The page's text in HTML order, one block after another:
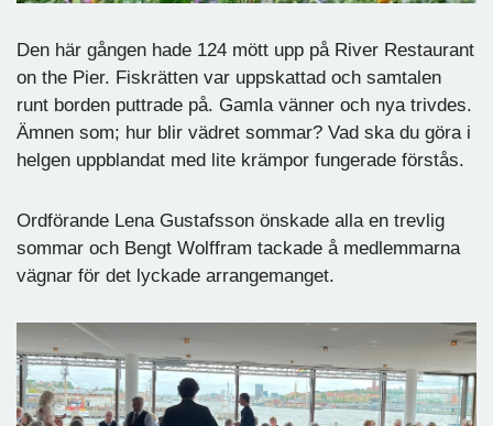
Den här gången hade 124 mött upp på River Restaurant
on the Pier. Fiskrätten var uppskattad och samtalen
runt borden puttrade på. Gamla vänner och nya trivdes.
Ämnen som; hur blir vädret sommar? Vad ska du göra i
helgen uppblandat med lite krämpor fungerade förstås.
Ordförande Lena Gustafsson önskade alla en trevlig
sommar och Bengt Wolffram tackade å medlemmarna
vägnar för det lyckade arrangemanget.